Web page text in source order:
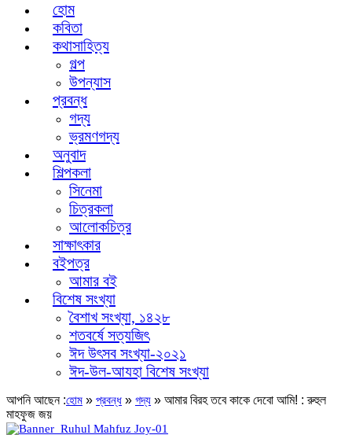
হোম
কবিতা
কথাসাহিত্য
গল্প
উপন্যাস
প্রবন্ধ
গদ্য
ভ্রমণগদ্য
অনুবাদ
শিল্পকলা
সিনেমা
চিত্রকলা
আলোকচিত্র
সাক্ষাৎকার
বইপত্র
আমার বই
বিশেষ সংখ্যা
বৈশাখ সংখ্যা, ১৪২৮
শতবর্ষে সত্যজিৎ
ঈদ উৎসব সংখ্যা-২০২১
ঈদ-উল-আযহা বিশেষ সংখ্যা
আপনি আছেন :হোম » প্রবন্ধ » গদ্য » আমার বিরহ তবে কাকে দেবো আমি! : রুহুল
মাহফুজ জয়